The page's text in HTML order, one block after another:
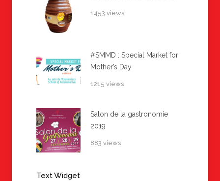
1453 views
#SMMD : Special Market for
Mother’s Day
1215 views
Salon de la gastronomie
2019
883 views
Text Widget